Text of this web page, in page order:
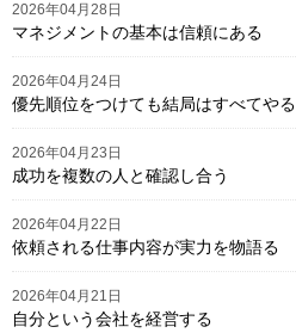
2026年04月28日
マネジメントの基本は信頼にある
2026年04月24日
優先順位をつけても結局はすべてやる
2026年04月23日
成功を複数の人と確認し合う
2026年04月22日
依頼される仕事内容が実力を物語る
2026年04月21日
自分という会社を経営する